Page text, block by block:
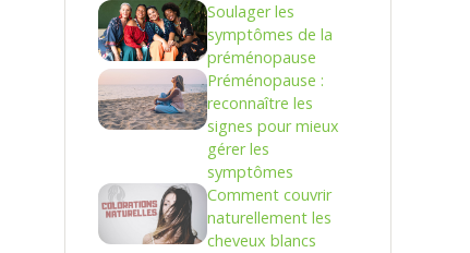
Soulager les
symptômes de la
préménopause
Préménopause :
reconnaître les
signes pour mieux
gérer les
symptômes
Comment couvrir
naturellement les
cheveux blancs